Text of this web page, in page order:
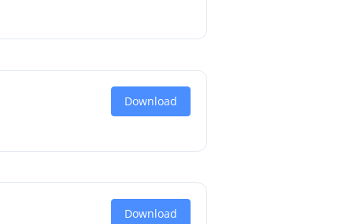
Download
Download